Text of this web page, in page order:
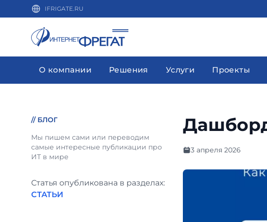
IFRIGATE.RU
О компании Решения Услуги Проекты
// БЛОГ
Мы пишем сами или переводим
самые интересные публикации про
ИТ в мире
Статья опубликована в разделах:
СТАТЬИ
3 апреля 2026